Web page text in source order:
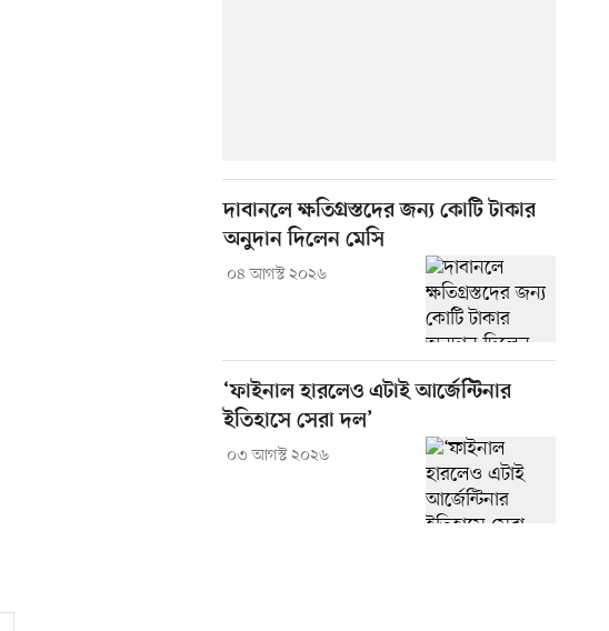
দাবানলে ক্ষতিগ্রস্তদের জন্য কোটি টাকার
অনুদান দিলেন মেসি
০৪ আগস্ট ২০২৬
‘ফাইনাল হারলেও এটাই আর্জেন্টিনার
ইতিহাসে সেরা দল’
০৩ আগস্ট ২০২৬